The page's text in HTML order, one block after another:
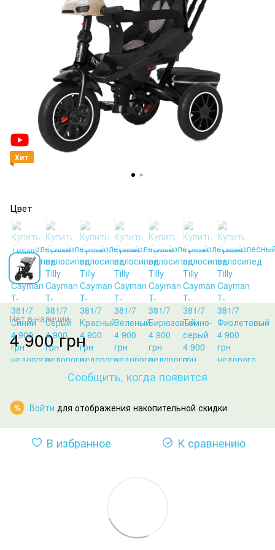
Хит
Цвет
Нет в наличии
4 900 грн
Сообщить, когда появится
% Войти для отображения накопительной скидки
В избранное К сравнению